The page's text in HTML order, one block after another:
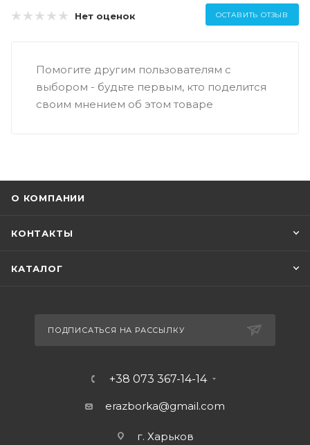
Нет оценок ОСТАВИТЬ ОТЗЫВ
Помогите другим пользователям с
выбором - будьте первым, кто поделится
своим мнением об этом товаре
О КОМПАНИИ
КОНТАКТЫ
КАТАЛОГ
ПОДПИСАТЬСЯ НА РАССЫЛКУ
+38 073 367-14-14
erazborka@gmail.com
г. Харьков